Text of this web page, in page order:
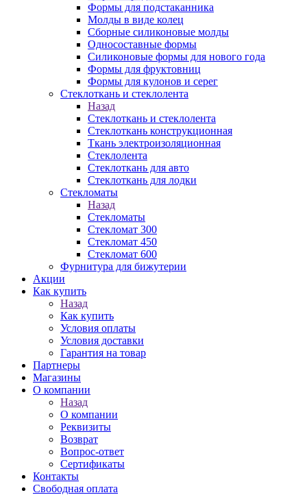
Формы для подстаканника
Молды в виде колец
Сборные силиконовые молды
Односоставные формы
Силиконовые формы для нового года
Формы для фруктовниц
Формы для кулонов и серег
Стеклоткань и стеклолента
Назад
Стеклоткань и стеклолента
Стеклоткань конструкционная
Ткань электроизоляционная
Стеклолента
Стеклоткань для авто
Стеклоткань для лодки
Стекломаты
Назад
Стекломаты
Стекломат 300
Стекломат 450
Стекломат 600
Фурнитура для бижутерии
Акции
Как купить
Назад
Как купить
Условия оплаты
Условия доставки
Гарантия на товар
Партнеры
Магазины
О компании
Назад
О компании
Реквизиты
Возврат
Вопрос-ответ
Сертификаты
Контакты
Свободная оплата